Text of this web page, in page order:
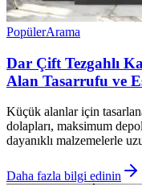
PopülerArama
Dar Çift Tezgahlı
Alan Tasarrufu ve
Küçük alanlar için
dolapları, maksimum
dayanıklı malzemelerle
Daha fazla bilgi edinin